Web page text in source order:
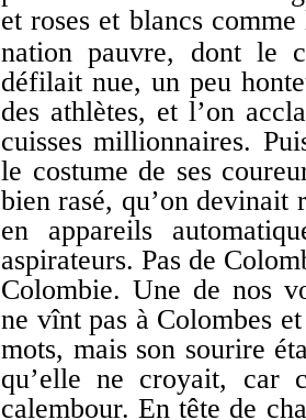
et roses et blancs
nation pauvre, dont le
défilait nue, un peu
des athlètes, et l’on
cuisses millionnaires.
le costume de ses
bien rasé, qu’on devinait
en appareils
aspirateurs. Pas de
Colombie. Une de nos
ne vînt pas à Colombes
mots, mais son sourire
qu’elle ne croyait, car
calembour. En tête de